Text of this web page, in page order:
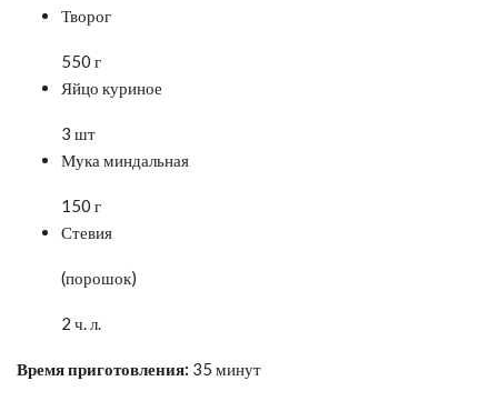
Творог
550 г
Яйцо куриное
3 шт
Мука миндальная
150 г
Стевия
(порошок)
2 ч. л.
Время приготовления: 35 минут